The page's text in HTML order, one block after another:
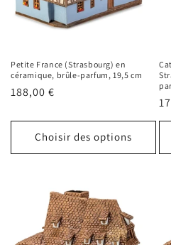
Petite France (Strasbourg) en
céramique, brûle-parfum, 19,5 cm
Prix
188,00 €
Choisir des options